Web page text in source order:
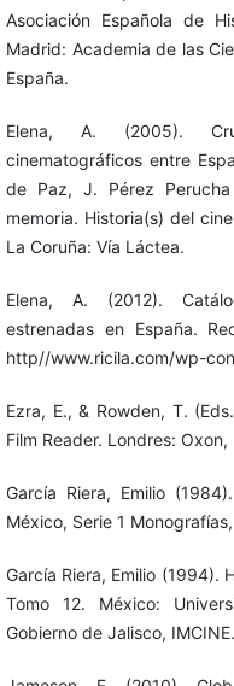
Asociación Española de
Madrid: Academia de las
España.
Elena, A. (2005).
cinematográficos entre
de Paz, J. Pérez
memoria. Historia(s) del
La Coruña: Vía Láctea.
Elena, A. (2012).
estrenadas en España.
http//www.ricila.com/wp-
Ezra, E., & Rowden, T.
Film Reader. Londres:
García Riera, Emilio
México, Serie 1
García Riera, Emilio (1994).
Tomo 12. México:
Gobierno de Jalisco, IMCINE.